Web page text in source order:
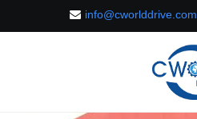
info@cworlddrive.com